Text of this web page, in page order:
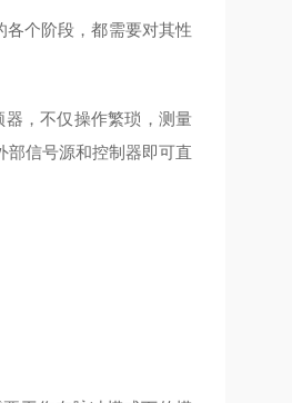
个阶段，都需要对其性
，不仅操作繁琐，测量
部信号源和控制器即可直